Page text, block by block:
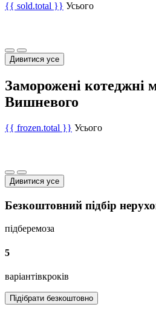
{{ sold.total }} Усього
Дивитися усе
Заморожені котеджні
Вишневого
{{ frozen.total }} Усього
Дивитися усе
Безкоштовний підбір
підберемоза
5
варіантівкроків
Підібрати безкоштовно